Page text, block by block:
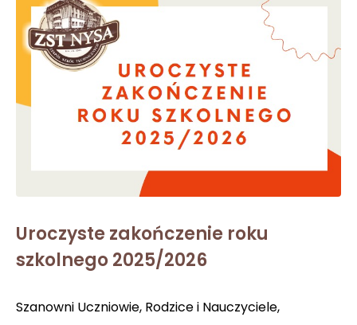
Uroczyste zakończenie roku
szkolnego 2025/2026
Szanowni Uczniowie, Rodzice i Nauczyciele,